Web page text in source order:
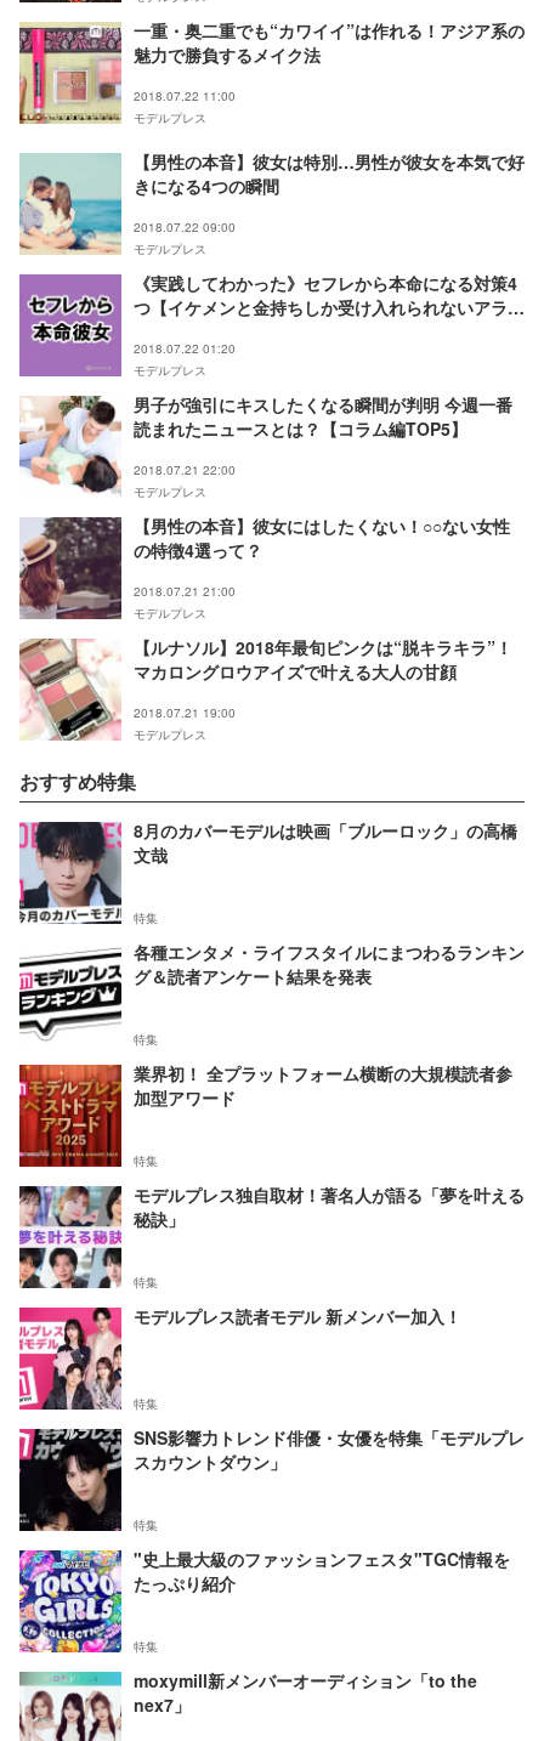
一重・奥二重でも“カワイイ”は作れる！アジア系の
魅力で勝負するメイク法
2018.07.22 11:00
モデルプレス
【男性の本音】彼女は特別…男性が彼女を本気で好
きになる4つの瞬間
2018.07.22 09:00
モデルプレス
《実践してわかった》セフレから本命になる対策4
つ【イケメンと金持ちしか受け入れられないアラサ
2018.07.22 01:20
モデルプレス
男子が強引にキスしたくなる瞬間が判明 今週一番
読まれたニュースとは？【コラム編TOP5】
2018.07.21 22:00
モデルプレス
【男性の本音】彼女にはしたくない！○○ない女性
の特徴4選って？
2018.07.21 21:00
モデルプレス
【ルナソル】2018年最旬ピンクは“脱キラキラ”！
マカロングロウアイズで叶える大人の甘顔
2018.07.21 19:00
モデルプレス
おすすめ特集
8月のカバーモデルは映画「ブルーロック」の高橋
文哉
特集
各種エンタメ・ライフスタイルにまつわるランキン
グ＆読者アンケート結果を発表
特集
業界初！ 全プラットフォーム横断の大規模読者参
加型アワード
特集
モデルプレス独自取材！著名人が語る「夢を叶える
秘訣」
特集
モデルプレス読者モデル 新メンバー加入！
特集
SNS影響力トレンド俳優・女優を特集「モデルプレ
スカウントダウン」
特集
"史上最大級のファッションフェスタ"TGC情報を
たっぷり紹介
特集
moxymill新メンバーオーディション「to the
nex7」